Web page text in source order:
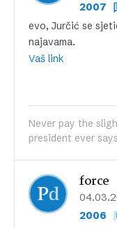
2007
evo, Jurčić se
najavama.
Vaš link
Never pay the
president ever
force
2006